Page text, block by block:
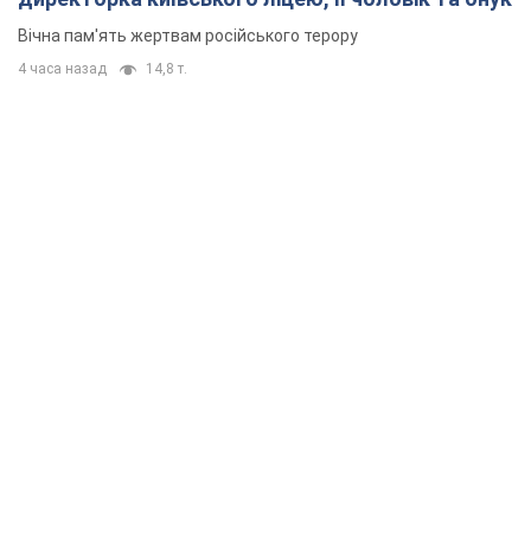
Вічна пам'ять жертвам російського терору
4 часа назад 14,8 т.